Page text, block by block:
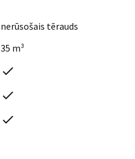
nerūsošais tērauds
35 m³